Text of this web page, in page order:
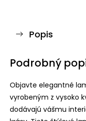
Popis
Podrobný
Objavte elegantné
vyrobeným z vysoko
dodávajú vášmu